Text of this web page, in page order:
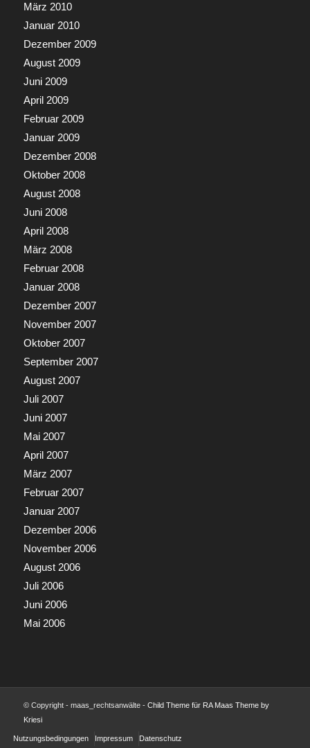
März 2010
Januar 2010
Dezember 2009
August 2009
Juni 2009
April 2009
Februar 2009
Januar 2009
Dezember 2008
Oktober 2008
August 2008
Juni 2008
April 2008
März 2008
Februar 2008
Januar 2008
Dezember 2007
November 2007
Oktober 2007
September 2007
August 2007
Juli 2007
Juni 2007
Mai 2007
April 2007
März 2007
Februar 2007
Januar 2007
Dezember 2006
November 2006
August 2006
Juli 2006
Juni 2006
Mai 2006
© Copyright - maas_rechtsanwälte - Child Theme für RA Maas Theme by
Kriesi
Nutzungsbedingungen Impressum Datenschutz